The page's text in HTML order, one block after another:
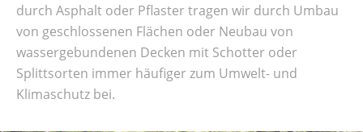
durch Asphalt oder Pflaster tragen wir durch Umbau
von geschlossenen Flächen oder Neubau von
wassergebundenen Decken mit Schotter oder
Splittsorten immer häufiger zum Umwelt- und
Klimaschutz bei.